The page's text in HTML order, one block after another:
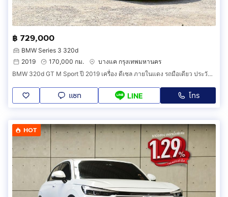
฿ 729,000
BMW Series 3 320d
2019
170,000 กม.
บางแค กรุงเทพมหานคร
BMW 320d GT M Sport ปี 2019 เครื่อง ดีเซล ภายในแดง รถมือเดียว ประวัติเข้าศูนย์ BMW ครบทุกระยะ ตรวจสอบได้ รถสวยจัด ไม่เคยเฉี่ยวชน
แชท LINE โทร
HOT